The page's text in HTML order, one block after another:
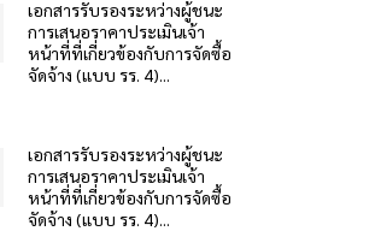
เอกสารรับรองระหว่างผู้ชนะ
การเสนอราคาประเมินเจ้า
หน้าที่ที่เกี่ยวข้องกับการจัดซื้อ
จัดจ้าง (แบบ รร. 4)...
เอกสารรับรองระหว่างผู้ชนะ
การเสนอราคาประเมินเจ้า
หน้าที่ที่เกี่ยวข้องกับการจัดซื้อ
จัดจ้าง (แบบ รร. 4)...